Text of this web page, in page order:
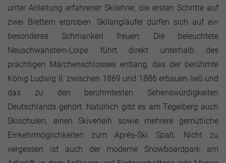
unter Anleitung erfahrener Skilehrer, die ersten Schritte auf
zwei Brettern erproben. Skilangläufer dürfen sich auf ein
besonderes Schmankerl freuen: Die beleuchtete
Neuschwanstein-Loipe führt direkt unterhalb des
prächtigen Märchenschlosses entlang, das der berühmte
König Ludwig II. zwischen 1869 und 1886 erbauen ließ und
das zu den berühmtesten Sehenswürdigkeiten
Deutschlands gehört. Natürlich gibt es am Tegelberg auch
Skischulen, einen Skiverleih sowie mehrere gemütliche
Einkehrmöglichkeiten zum Aprés-Ski Spaß. Nicht zu
vergessen ist auch der moderne Snowboardpark am